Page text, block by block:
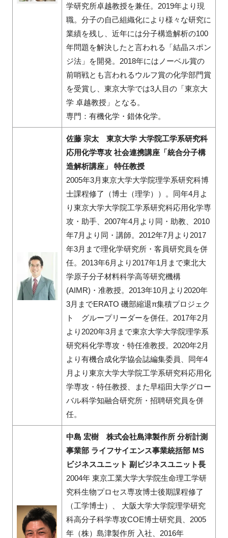
学研究所卓越教授を兼任。2019年より現
職。分子の自己組織化により様々な研究に
業績を残し、近年には分子構造解析の100
年問題を解決したと言われる「結晶スポン
ジ法」を開発。2018年にはノーベル賞の
前哨戦とも言われるウルフ賞の化学部門賞
を受賞し、東京大学では3人目の「東京大
学 卓越教授」となる。
専門：有機化学・錯体化学。
佐藤 宗太 東京大学 大学院工学系研究科
応用化学専攻 社会連携講座「統合分子構
造解析講座」 特任教授
2005年3月東京大学大学院理学系研究科博
士課程修了（博士（理学））。同年4月よ
り東京大学大学院工学系研究科応用化学専
攻・助手、2007年4月より同・助教、2010
年7月より同・講師。2012年7月より2017
年3月まで理化学研究所・客員研究員を併
任。2013年6月より2017年1月まで東北大
学原子分子材料科学高等研究機構
(AIMR)・准教授。2013年10月より2020年
3月までERATO 磯部縮退π集積プロジェク
ト グループリーダーを併任。2017年2月
より2020年3月まで東京大学大学院理学系
研究科化学専攻・特任准教授。2020年2月
より有機合成化学協会誌編集委員、同年4
月より東京大学大学院工学系研究科応用化
学専攻・特任教授、また早稲田大学グロー
バル科学知融合研究所・招聘研究員を併
任。
中島 宏樹 株式会社島津製作所 分析計測
事業部 ライフサイエンス事業統括部 MS
ビジネスユニット 副ビジネスユニット長
2004年 東京工業大学大学院生命理工学研
究科生物プロセス専攻博士後期課程修了
（工学博士）、 大阪大学大学院理学研究
科高分子科学専攻COE博士研究員、2005
年（株）島津製作所 入社、2016年